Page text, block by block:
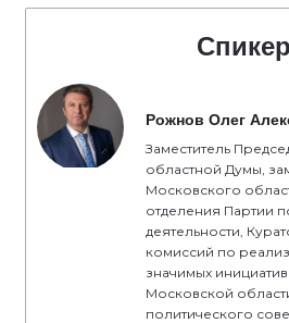
Спикер
Рожнов Олег
Заместитель
областной Думы,
Московского
отделения Партии
деятельности,
комиссий по
значимых
Московской
политического